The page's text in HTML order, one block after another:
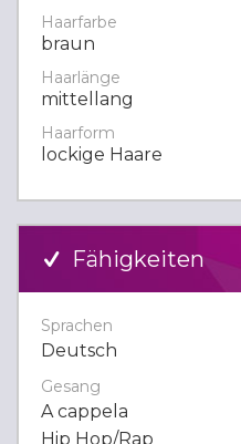
Haarfarbe
braun
Haarlänge
mittellang
Haarform
lockige Haare
Fähigkeiten
Sprachen
Deutsch
Gesang
A cappela
Hip Hop/Rap